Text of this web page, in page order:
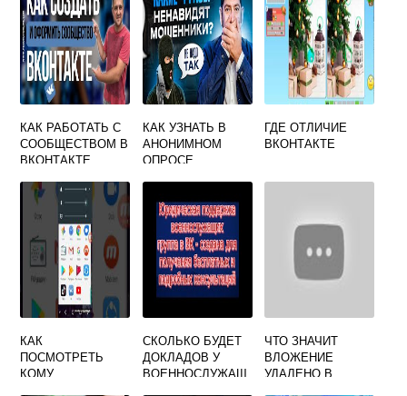
КАК РАБОТАТЬ С
СООБЩЕСТВОМ В
ВКОНТАКТЕ
КАК УЗНАТЬ В
АНОНИМНОМ
ОПРОСЕ
ГДЕ ОТЛИЧИЕ
ВКОНТАКТЕ
КАК
ПОСМОТРЕТЬ
КОМУ
СКОЛЬКО БУДЕТ
ДОКЛАДОВ У
ВОЕННОСЛУЖАЩ
ЧТО ЗНАЧИТ
ВЛОЖЕНИЕ
УДАЛЕНО В